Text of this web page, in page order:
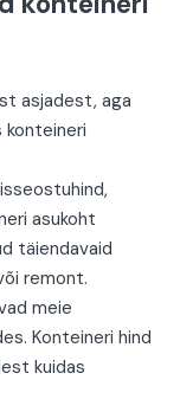
asjadest, aga
asukoht
täiendavaid
remont.
meie
Konteineri hind
kuidas